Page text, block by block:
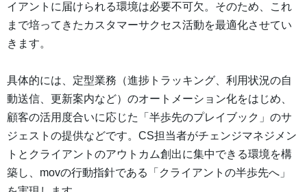
イアントに届けられる環境は必要不可欠。そのため、これ
まで培ってきたカスタマーサクセス活動を最適化させてい
きます。
具体的には、定型業務（進捗トラッキング、利用状況の自
動送信、更新案内など）のオートメーション化をはじめ、
顧客の活用度合いに応じた「半歩先のプレイブック」のサ
ジェストの提供などです。CS担当者がチェンジマネジメン
トとクライアントのアウトカム創出に集中できる環境を構
築し、movの行動指針である「クライアントの半歩先へ」